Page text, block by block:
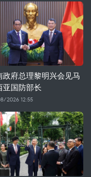
政府总理黎明兴会见马
亚国防部长
2026 12:55